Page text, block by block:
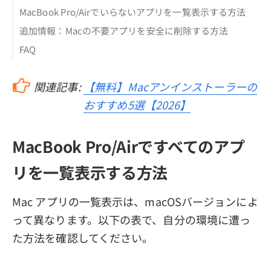
MacBook Pro/Airでいらないアプリを一覧表示する方法
追加情報：Macの不要アプリを安全に削除する方法
FAQ
関連記事:
【無料】Macアンインストーラーの
おすすめ5選【2026】
MacBook Pro/Airですべてのアプ
リを一覧表示する方法
Mac アプリの一覧表示は、macOSバージョンによ
って異なります。以下の表で、自分の環境に遭っ
た方法を確認してください。